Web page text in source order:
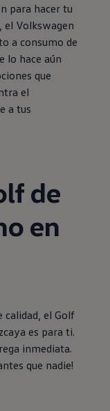
para hacer tu
el Volkswagen
a consumo de
lo hace aún
que
el
a tus
de
en
calidad, el Golf
es para ti.
inmediata.
que nadie!